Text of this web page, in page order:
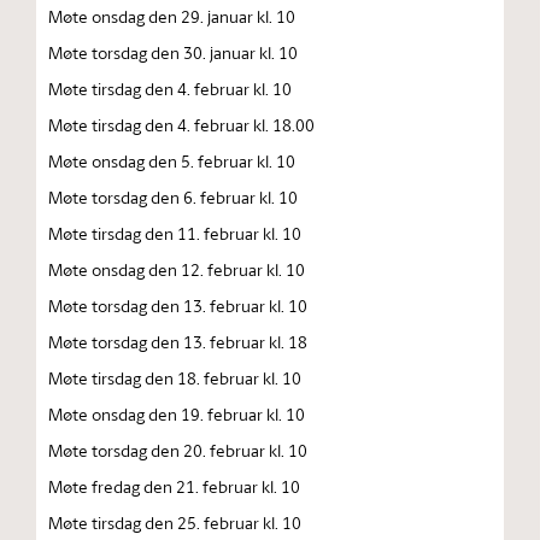
Møte onsdag den 29. januar kl. 10
Møte torsdag den 30. januar kl. 10
Møte tirsdag den 4. februar kl. 10
Møte tirsdag den 4. februar kl. 18.00
Møte onsdag den 5. februar kl. 10
Møte torsdag den 6. februar kl. 10
Møte tirsdag den 11. februar kl. 10
Møte onsdag den 12. februar kl. 10
Møte torsdag den 13. februar kl. 10
Møte torsdag den 13. februar kl. 18
Møte tirsdag den 18. februar kl. 10
Møte onsdag den 19. februar kl. 10
Møte torsdag den 20. februar kl. 10
Møte fredag den 21. februar kl. 10
Møte tirsdag den 25. februar kl. 10